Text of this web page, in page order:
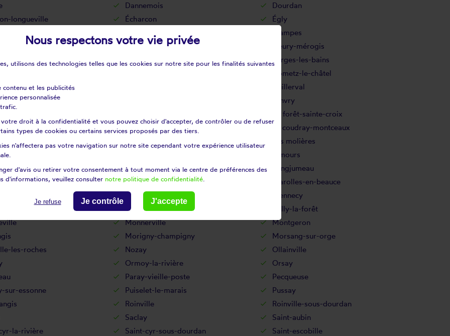
Dannemois
Dourdan
longueville Écharcon
Égly
Étampes
Évry
Fleury-mérogis
le-vicomte Fontenay-lès-briis
Forges-les-bains
Gometz-le-châtel
Guillerval
Janvry
La forêt-sainte-croix
du-bois
Le coudray-montceaux
saint-germain Les granges-le-roi
Les molières
Limours
Lisses
Longjumeau
Marcoussis
Marolles-en-beauce
Mauchamps
Mennecy
Mespuits
Milly-la-forêt
Monnerville
Montgeron
Morigny-champigny
Morsang-sur-orge
les-roches Nozay
Ollainville
Ormoy-la-rivière
Orsay
Paray-vieille-poste
Pecqueuse
sur-essonne Puiselet-le-marais
Pussay
Roinville
Roinville-sous-dourdan
Saclay
Saint-aubin
la-rivière Saint-cyr-sous-dourdan
Saint-escobille
Nous respectons votre vie privée
utilisons des technologies telles que les cookies sur notre site pour les finalités suivantes
contenu et les publicités
personnalisée
votre droit à la confidentialité et vous pouvez choisir d'accepter, de contrôler ou de refuser
types de cookies ou certains services proposés par des tiers.
n'affectera pas votre navigation sur notre site cependant votre expérience utilisateur
d'avis ou retirer votre consentement à tout moment via le centre de préférences des
d'informations, veuillez consulter notre politique de confidentialité
Je refuse Je contrôle J'accepte